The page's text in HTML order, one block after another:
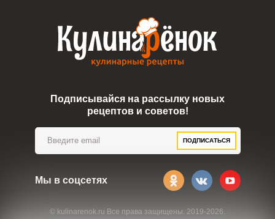
© kulinarenok.ru Все права защищены. 2019-2026.
Подписывайся на рассылку новых
рецептов и советов!
ПОДПИСАТЬСЯ
Мы в соцсетях